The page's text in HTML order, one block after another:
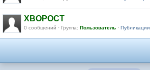
ХВОРОСТ
0 сообщений · Группа: Пользователь · Публикации